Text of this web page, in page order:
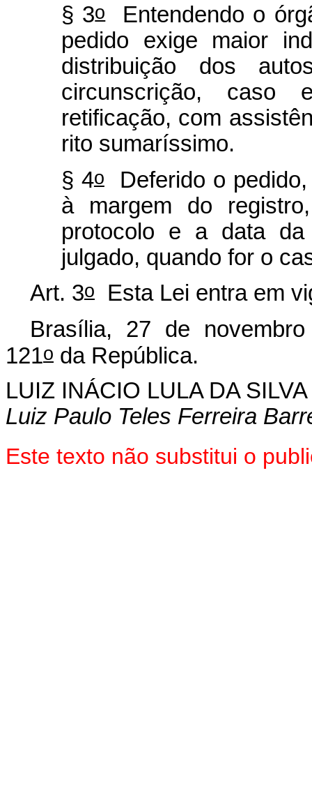
§ 3oEntendendo o
pedido exige maior
distribuição dos
circunscrição,
retificação, com
rito sumaríssimo.
§ 4oDeferido o pedido,
à margem do
protocolo e a data
julgado, quando for o
Art. 3o
Esta Lei entra em
Brasília, 27 de
121o da República.
LUIZ INÁCIO LULA DA
Luiz Paulo Teles Ferreira
Este texto não substitui o